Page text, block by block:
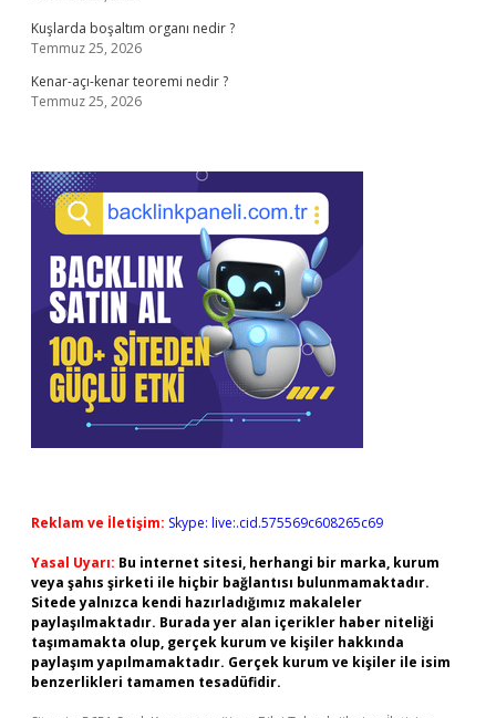
Kuşlarda boşaltım organı nedir ?
Temmuz 25, 2026
Kenar-açı-kenar teoremi nedir ?
Temmuz 25, 2026
Reklam ve İletişim: Skype: live:.cid.575569c608265c69
Yasal Uyarı: Bu internet sitesi, herhangi bir marka, kurum
veya şahıs şirketi ile hiçbir bağlantısı bulunmamaktadır.
Sitede yalnızca kendi hazırladığımız makaleler
paylaşılmaktadır. Burada yer alan içerikler haber niteliği
taşımamakta olup, gerçek kurum ve kişiler hakkında
paylaşım yapılmamaktadır. Gerçek kurum ve kişiler ile isim
benzerlikleri tamamen tesadüfidir.